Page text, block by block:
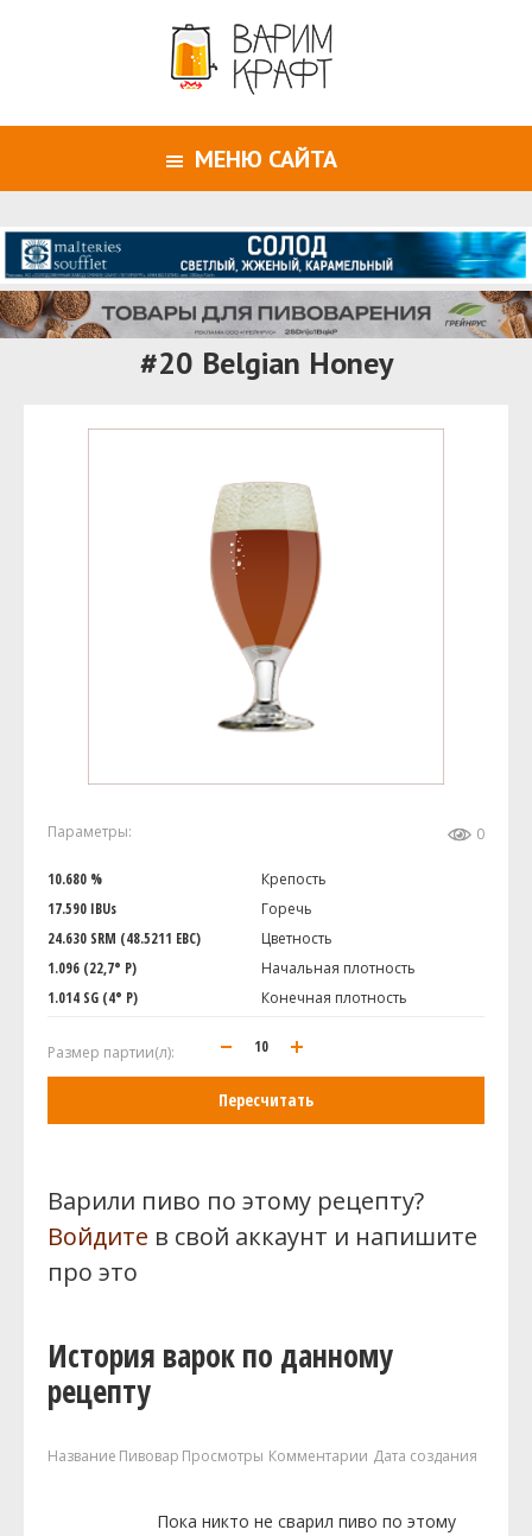
МЕНЮ САЙТА
#20 Belgian Honey
Параметры: 0
10.680 %
Крепость
17.590 IBUs
Горечь
24.630 SRM (48.5211 EBC)
Цветность
1.096 (22,7° P)
Начальная плотность
1.014 SG (4° P)
Конечная плотность
Размер партии(л):
Пересчитать
Варили пиво по этому рецепту?
Войдите в свой аккаунт и напишите
про это
История варок по данному
рецепту
Название Пивовар Просмотры Комментарии Дата создания
Пока никто не сварил пиво по этому